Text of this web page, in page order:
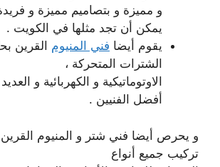
و مميزة و بتصاميم مميزة و
يمكن أن تجد مثلها في الكويت .
يقوم أيضا فني المنيوم القرين
الشترات المتحركة ،
الاوتوماتيكية و الكهربائية و
أفضل الفنيين .
و يحرص أيضا فني شتر و المنيوم
تركيب جميع أنواع